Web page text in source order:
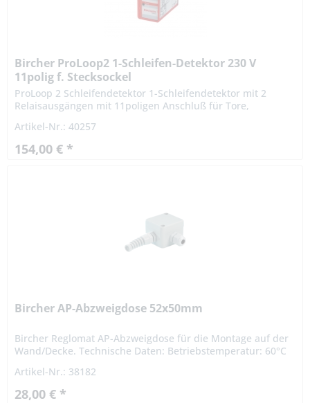
Bircher ProLoop2 1-Schleifen-Detektor 230 V
11polig f. Stecksockel
ProLoop 2 Schleifendetektor 1-Schleifendetektor mit 2
Relaisausgängen mit 11poligen Anschluß für Tore,
Artikel-Nr.: 40257
154,00 € *
Bircher AP-Abzweigdose 52x50mm
Bircher Reglomat AP-Abzweigdose für die Montage auf der
Wand/Decke. Technische Daten: Betriebstemperatur: 60°C
Bestückung:...
Artikel-Nr.: 38182
28,00 € *